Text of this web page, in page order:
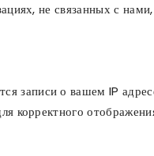
не связанных с
записи о вашем IP
корректного